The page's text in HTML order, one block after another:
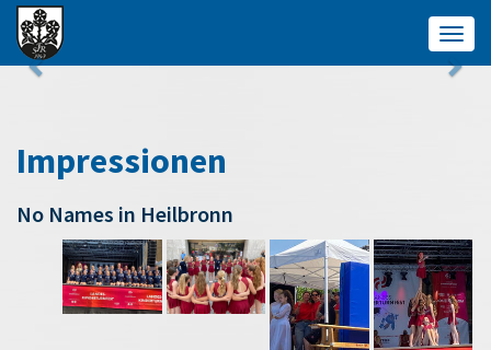
Impressionen
No Names in Heilbronn